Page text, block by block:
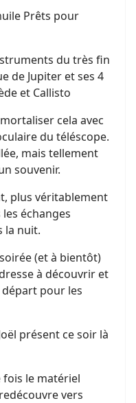
du très fin
de Jupiter et ses 4
et Callisto
cela avec
du téléscope.
mais tellement
souvenir.
plus véritablement
échanges
la nuit.
(et à bientôt)
à découvrir et
pour les
présent ce soir là
fois le matériel
vers